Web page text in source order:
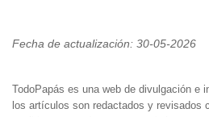
Fecha de actualización: 30-05-2026
TodoPapás es una web de divulgación e
los artículos son redactados y revisados